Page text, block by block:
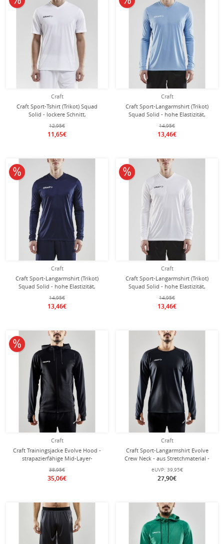
Craft
Craft Sport-Tshirt (Trikot) Squad
Solid - lockere Schnitt,
schnelltrocknend - weiss Herren
12,95€
11,65€
Craft
Craft Sport-Langarmshirt (Trikot)
Squad Solid - hohe Elastizität,
ergonomisches Design - hellblau
Herren
14,95€
13,46€
Craft
Craft Sport-Langarmshirt (Trikot)
Squad Solid - hohe Elastizität,
ergonomisches Design - navyblau
Herren
14,95€
13,46€
10% reduziert
Craft
Craft Sport-Langarmshirt (Trikot)
Squad Solid - hohe Elastizität,
ergonomisches Design - weiss
Herren
14,95€
13,46€
10% reduziert
Craft
Craft Trainingsjacke Evolve Hood -
strapazierfähige Mid-Layer-
Kapuzenjacke aus Stretchmaterial -
schwarz Herren
38,95€
35,06€
10% reduziert
Craft
Craft Sport-Langarmshirt Evolve
Crew Neck - aus Stretchmaterial -
schwarz Herren
eUVP: 39,95€
27,90€